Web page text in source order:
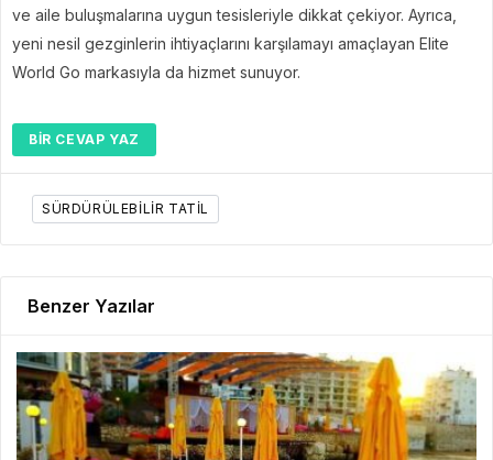
ve aile buluşmalarına uygun tesisleriyle dikkat çekiyor. Ayrıca,
yeni nesil gezginlerin ihtiyaçlarını karşılamayı amaçlayan Elite
World Go markasıyla da hizmet sunuyor.
BIR CEVAP YAZ
SÜRDÜRÜLEBILIR TATIL
Benzer Yazılar